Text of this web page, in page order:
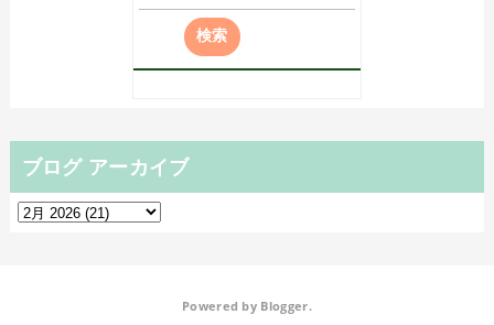
ブログ アーカイブ
Powered by Blogger.